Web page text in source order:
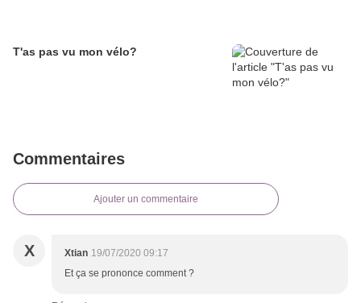
T'as pas vu mon vélo?
Commentaires
Ajouter un commentaire
X Xtian 19/07/2020 09:17
Et ça se prononce comment ?